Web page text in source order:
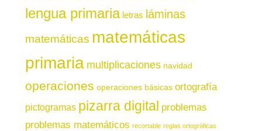
lengua primaria letras láminas
matemáticas matemáticas
primaria multiplicaciones navidad
operaciones operaciones básicas ortografía
pictogramas pizarra digital problemas
problemas matemáticos recortable reglas ortográficas